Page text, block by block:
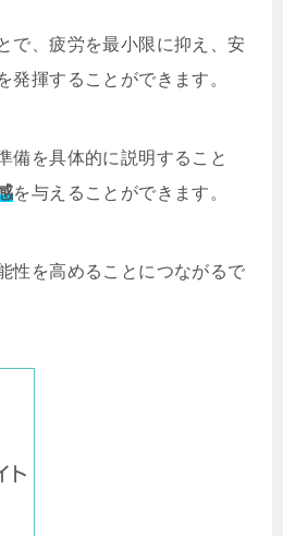
で、疲労を最小限に抑え、安
発揮することができます。
備を具体的に説明すること
を与えることができます。
性を高めることにつながるで